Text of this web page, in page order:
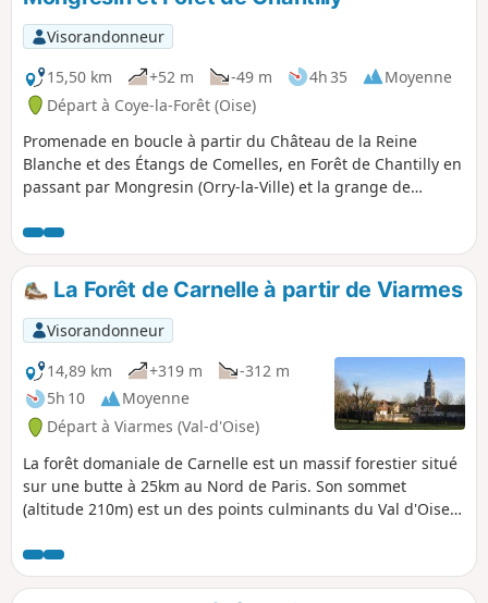
Visorandonneur
15,50 km
+52 m -49 m 4h 35
Moyenne
Départ à Coye-la-Forêt (Oise)
Promenade en boucle à partir du Château de la Reine
Blanche et des Étangs de Comelles, en Forêt de Chantilly en
passant par Mongresin (Orry-la-Ville) et la grange de
Blanche et les Étangs de Comelles font partie des espaces
les plus remarquables de la forêt de Chantilly.
La Forêt de Carnelle à partir de Viarmes
Visorandonneur
14,89 km
+319 m
-312 m
5h 10
Moyenne
Départ à Viarmes (Val-d'Oise)
La forêt domaniale de Carnelle est un massif forestier situé
sur une butte à 25km au Nord de Paris. Son sommet
(altitude 210m) est un des points culminants du Val d'Oise.
agréables de la région. Le parcours de cette randonnée suit
en partie le flanc Nord du massif et permet de découvrir